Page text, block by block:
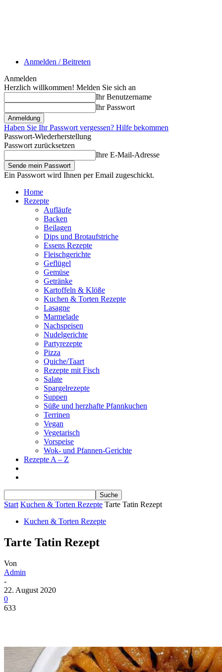
Anmelden / Beitreten
Anmelden
Herzlich willkommen! Melden Sie sich an
Ihr Benutzername
Ihr Passwort
Haben Sie Ihr Passwort vergessen? Hilfe bekommen
Passwort-Wiederherstellung
Passwort zurücksetzen
Ihre E-Mail-Adresse
Ein Passwort wird Ihnen per Email zugeschickt.
Home
Rezepte
Aufläufe
Backen
Beilagen
Dips und Brotaufstriche
Essens Rezepte
Fleischgerichte
Geflügel
Gemüse
Getränke
Kartoffeln & Klöße
Kuchen & Torten Rezepte
Lasagne
Marmelade
Nachspeisen
Nudelgerichte
Partyrezepte
Pizza
Quiche/Taart
Rezepte mit Fisch
Salate
Spargelrezepte
Suppen
Süße und herzhafte Pfannkuchen
Terrinen
Vegan
Vegetarisch
Vorspeise
Wok- und Pfannen-Gerichte
Rezepte A – Z
Start Kuchen & Torten Rezepte Tarte Tatin Rezept
Kuchen & Torten Rezepte
Tarte Tatin Rezept
Von
Admin
-
22. August 2020
0
633